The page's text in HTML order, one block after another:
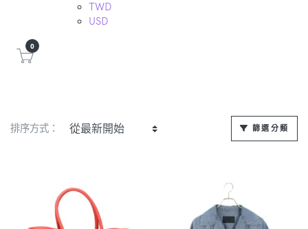
TWD
USD
0
排序方式： 篩選分類